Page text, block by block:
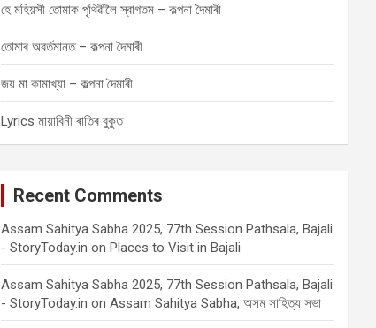
হে মহিয়সী তোমাক পৃথিৱীলৈ স্বাগতম – কল্পনা দৈমাৰী
তোমাৰ অবৰ্তমানত – কল্পনা দৈমাৰী
জয় মা কামাখ্যা – কল্পনা দৈমাৰী
Lyrics মায়াবিনী ৰাতিৰ বুকুত
Recent Comments
Assam Sahitya Sabha 2025, 77th Session Pathsala, Bajali
- StoryToday.in onPlaces to Visit in Bajali
Assam Sahitya Sabha 2025, 77th Session Pathsala, Bajali
- StoryToday.in onAssam Sahitya Sabha, অসম সাহিত্য সভা